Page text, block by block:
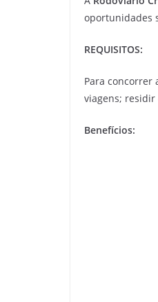
oportunidades
REQUISITOS:
Para concorrer
viagens; residir
Benefícios: